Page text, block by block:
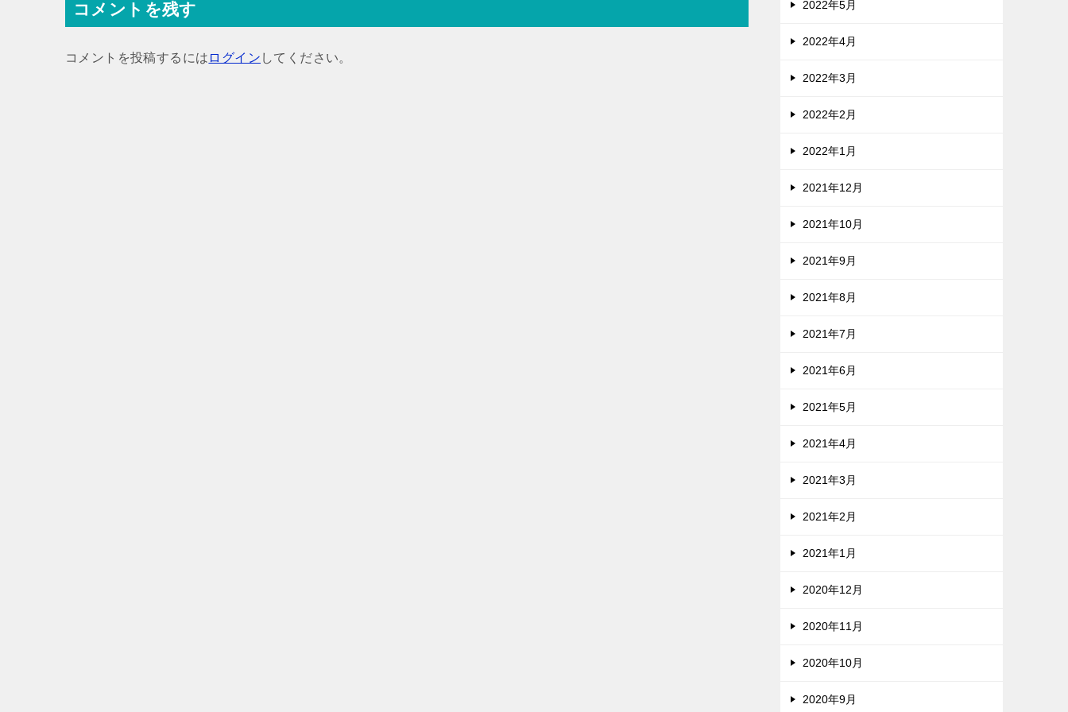
ビ
ー
コメントを残す
コメントを投稿するには ログイン してください。
2022年5月
2022年4月
2022年3月
2022年2月
2022年1月
2021年12月
2021年10月
2021年9月
2021年8月
2021年7月
2021年6月
2021年5月
2021年4月
2021年3月
2021年2月
2021年1月
2020年12月
2020年11月
2020年10月
2020年9月